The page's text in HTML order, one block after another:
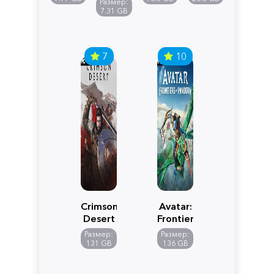
Edition
7.31 GB
7
Crimson
Desert
Размер:
131 GB
10
Avatar:
Frontiers
of
Pandora
Размер:
136 GB